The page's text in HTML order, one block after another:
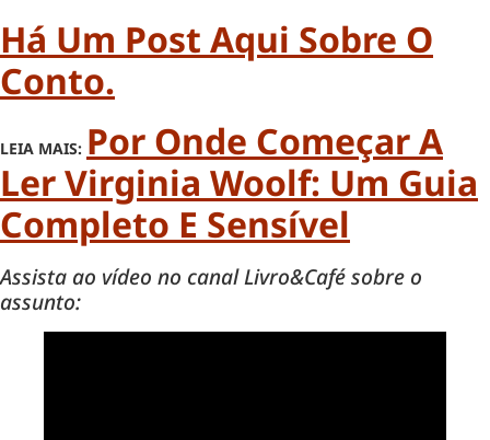
Há Um Post Aqui Sobre O
Conto.
LEIA MAIS: Por Onde Começar A
Ler Virginia Woolf: Um Guia
Completo E Sensível
Assista ao vídeo no canal Livro&Café sobre o
assunto: